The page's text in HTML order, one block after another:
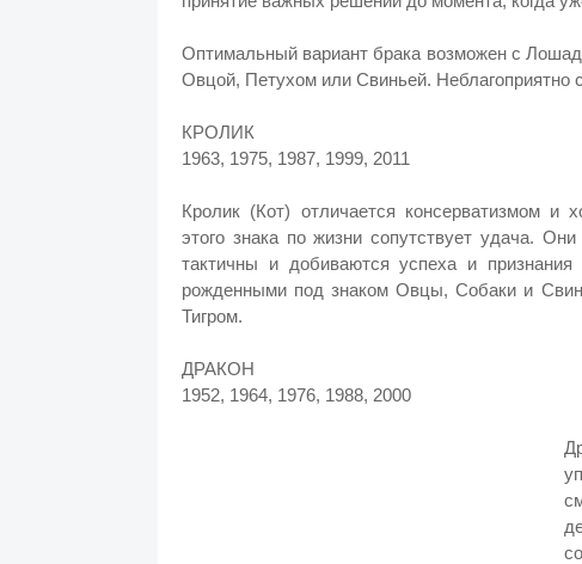
Оптимальный вариант брака возможен с
Овцой, Петухом или Свиньей. Неблагоприятно
КРОЛИК
1963, 1975, 1987, 1999, 2011
Кролик (Кот) отличается консерватизмом и
этого знака по жизни сопутствует удача.
тактичны и добиваются успеха и
рожденными под знаком Овцы, Собаки и
Тигром.
ДРАКОН
1952, 1964, 1976, 1988, 2000